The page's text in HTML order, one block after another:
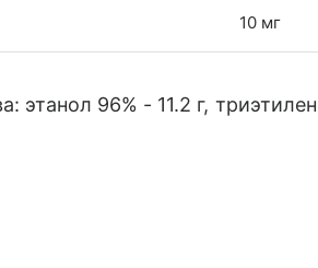
10 мг
этанол 96% - 11.2 г,